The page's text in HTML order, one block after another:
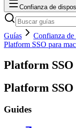
Confianza de
Guías
Confianza
Platform SSO para
Platform
Platform
Guides